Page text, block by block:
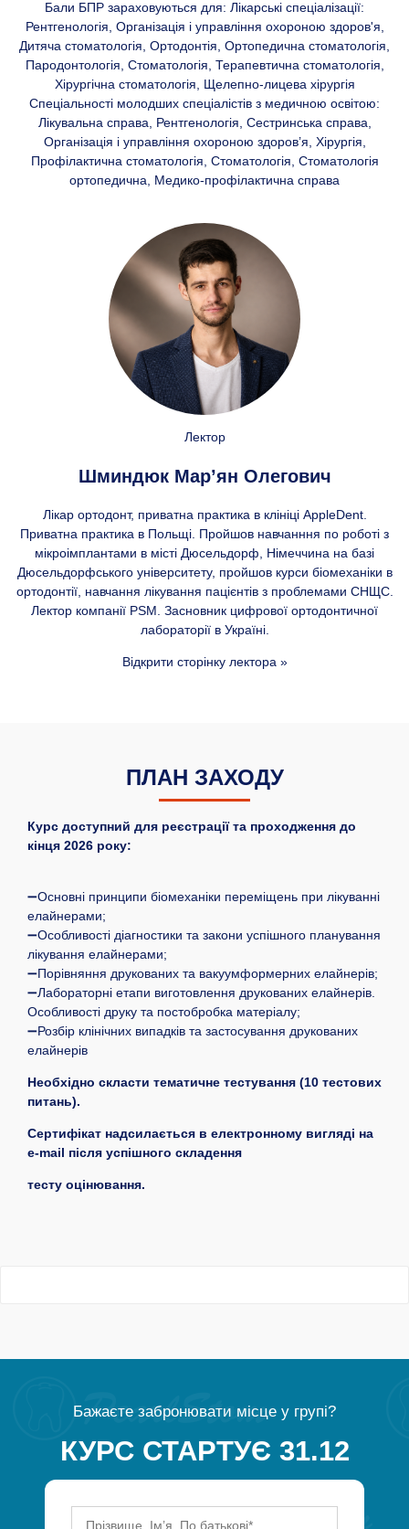
Бали БПР зараховуються для: Лікарські спеціалізації:
Рентгенологія, Організація і управління охороною здоров'я,
Дитяча стоматологія, Ортодонтія, Ортопедична стоматологія,
Пародонтологія, Стоматологія, Терапевтична стоматологія,
Хірургічна стоматологія, Щелепно-лицева хірургія
Спеціальності молодших спеціалістів з медичною освітою:
Лікувальна справа, Рентгенологія, Сестринська справа,
Організація і управління охороною здоров’я, Хірургія,
Профілактична стоматологія, Стоматологія, Стоматологія
ортопедична, Медико-профілактична справа
Лектор
Шминдюк Марʼян Олегович
Лікар ортодонт, приватна практика в клініці AppleDent.
Приватна практика в Польщі. Пройшов навчанння по роботі з
мікроімплантами в місті Дюсельдорф, Німеччина на базі
Дюсельдорфського університету, пройшов курси біомеханіки в
ортодонтії, навчання лікування пацієнтів з проблемами СНЩС.
Лектор компанії PSM. Засновник цифрової ортодонтичної
лабораторії в Україні.
Відкрити сторінку лектора »
ПЛАН ЗАХОДУ
Курс доступний для реєстрації та проходження до
кінця 2026 року:
➖Основні принципи біомеханіки переміщень при лікуванні
елайнерами;
➖Особливості діагностики та закони успішного планування
лікування елайнерами;
➖Порівняння друкованих та вакуумформерних елайнерів;
➖Лабораторні етапи виготовлення друкованих елайнерів.
Особливості друку та постобробка матеріалу;
➖Розбір клінічних випадків та застосування друкованих
елайнерів
Необхідно скласти тематичне тестування (10 тестових
питань).
Сертифікат надсилається в електронному вигляді на
e-mail після успішного складення
тесту оцінювання.
Бажаєте забронювати місце у групі?
КУРС СТАРТУЄ 31.12